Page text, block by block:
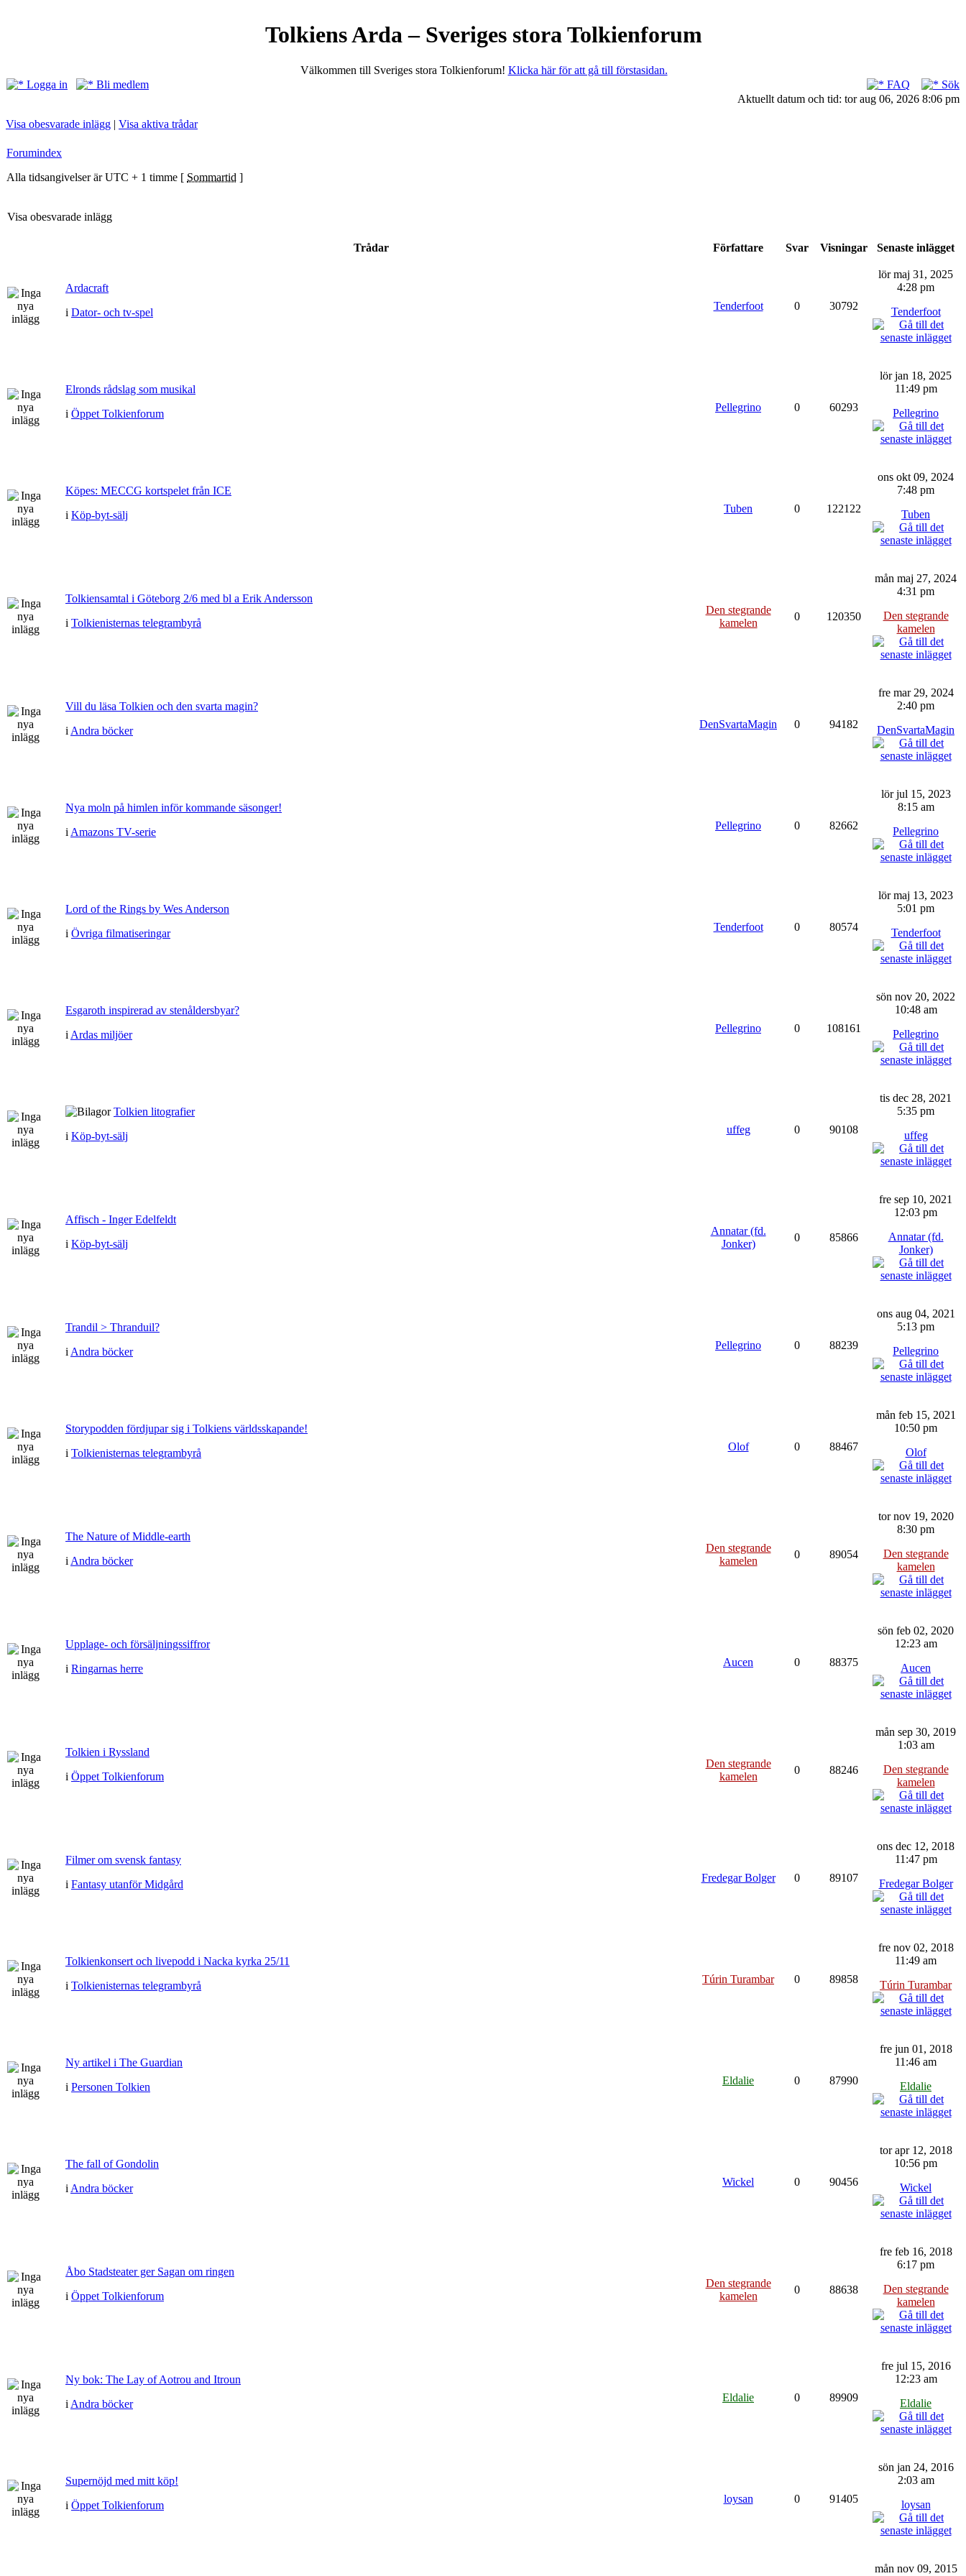
Tolkiens Arda – Sveriges stora Tolkienforum
Välkommen till Sveriges stora Tolkienforum! Klicka här för att gå till förstasidan.
Logga in
Bli medlem FAQ
Sök
Aktuellt datum och tid: tor aug 06, 2026 8:06 pm
Visa obesvarade inlägg | Visa aktiva trådar
Forumindex
Alla tidsangivelser är UTC + 1 timme [ Sommartid ]
Visa obesvarade inlägg
Trådar Författare Svar Visningar Senaste inlägget
Ardacraft
i Dator- och tv-spel
Tenderfoot 0 30792
lör maj 31, 2025
4:28 pm
Tenderfoot
Elronds rådslag som musikal
i Öppet Tolkienforum
Pellegrino 0 60293
lör jan 18, 2025
11:49 pm
Pellegrino
Köpes: MECCG kortspelet från ICE
i Köp-byt-sälj
Tuben 0 122122
ons okt 09, 2024
7:48 pm
Tuben
Tolkiensamtal i Göteborg 2/6 med bl a Erik Andersson
i Tolkienisternas telegrambyrå
Den stegrande
kamelen
0 120350
mån maj 27, 2024
4:31 pm
Den stegrande
kamelen
Vill du läsa Tolkien och den svarta magin?
i Andra böcker
DenSvartaMagin 0 94182
fre mar 29, 2024
2:40 pm
DenSvartaMagin
Nya moln på himlen inför kommande säsonger!
i Amazons TV-serie
Pellegrino 0 82662
lör jul 15, 2023
8:15 am
Pellegrino
Lord of the Rings by Wes Anderson
i Övriga filmatiseringar
Tenderfoot 0 80574
lör maj 13, 2023
5:01 pm
Tenderfoot
Esgaroth inspirerad av stenåldersbyar?
i Ardas miljöer
Pellegrino 0 108161
sön nov 20, 2022
10:48 am
Pellegrino
Tolkien litografier
i Köp-byt-sälj
uffeg 0 90108
tis dec 28, 2021
5:35 pm
uffeg
Affisch - Inger Edelfeldt
i Köp-byt-sälj
Annatar (fd.
Jonker)
0 85866
fre sep 10, 2021
12:03 pm
Annatar (fd.
Jonker)
Trandil > Thranduil?
i Andra böcker
Pellegrino 0 88239
ons aug 04, 2021
5:13 pm
Pellegrino
Storypodden fördjupar sig i Tolkiens världsskapande!
i Tolkienisternas telegrambyrå
Olof 0 88467
mån feb 15, 2021
10:50 pm
Olof
The Nature of Middle-earth
i Andra böcker
Den stegrande
kamelen
0 89054
tor nov 19, 2020
8:30 pm
Den stegrande
kamelen
Upplage- och försäljningssiffror
i Ringarnas herre
Aucen 0 88375
sön feb 02, 2020
12:23 am
Aucen
Tolkien i Ryssland
i Öppet Tolkienforum
Den stegrande
kamelen
0 88246
mån sep 30, 2019
1:03 am
Den stegrande
kamelen
Filmer om svensk fantasy
i Fantasy utanför Midgård
Fredegar Bolger 0 89107
ons dec 12, 2018
11:47 pm
Fredegar Bolger
Tolkienkonsert och livepodd i Nacka kyrka 25/11
i Tolkienisternas telegrambyrå
Túrin Turambar 0 89858
fre nov 02, 2018
11:49 am
Túrin Turambar
Ny artikel i The Guardian
i Personen Tolkien
Eldalie 0 87990
fre jun 01, 2018
11:46 am
Eldalie
The fall of Gondolin
i Andra böcker
Wickel 0 90456
tor apr 12, 2018
10:56 pm
Wickel
Åbo Stadsteater ger Sagan om ringen
i Öppet Tolkienforum
Den stegrande
kamelen
0 88638
fre feb 16, 2018
6:17 pm
Den stegrande
kamelen
Ny bok: The Lay of Aotrou and Itroun
i Andra böcker
Eldalie 0 89909
fre jul 15, 2016
12:23 am
Eldalie
Supernöjd med mitt köp!
i Öppet Tolkienforum
loysan 0 91405
sön jan 24, 2016
2:03 am
loysan
mån nov 09, 2015